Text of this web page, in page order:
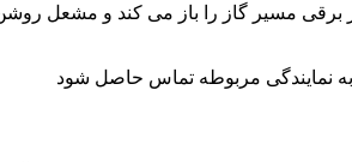
مسیر گاز را باز می کند و مشعل روشن
نمایندگی مربوطه تماس حاصل شود